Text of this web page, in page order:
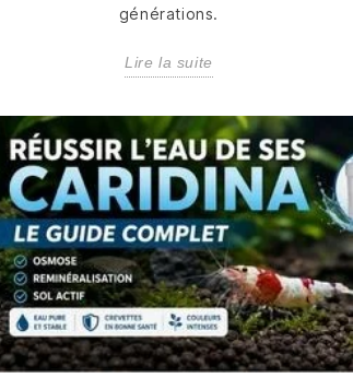
de fragilité.
se déroule
Eau osmosée = page
vivable, il faut lui
réapporter des
minéraux avec le bon
sel. GH+ ou...
Lire la suite
générations.
Lire la suite